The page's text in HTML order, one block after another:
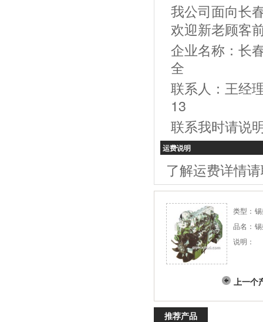
我公司面向长
欢迎新老顾客
企业名称：长
全
联系人：王经
13
联系我时请说
运费说明
了解运费详情
类型：
品名：
说明：
上一个
推荐产品